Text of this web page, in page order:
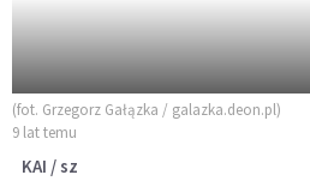
(fot. Grzegorz Gałązka / galazka.deon.pl)
9 lat temu
KAI / sz